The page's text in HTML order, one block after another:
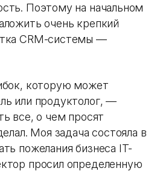
Поэтому на начальном
очень крепкий
CRM-системы —
которую может
или продуктолог, —
все, о чем просят
Моя задача состояла в
пожелания бизнеса IT-
просил определенную